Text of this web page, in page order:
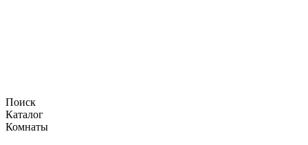
Поиск
Каталог
Комнаты